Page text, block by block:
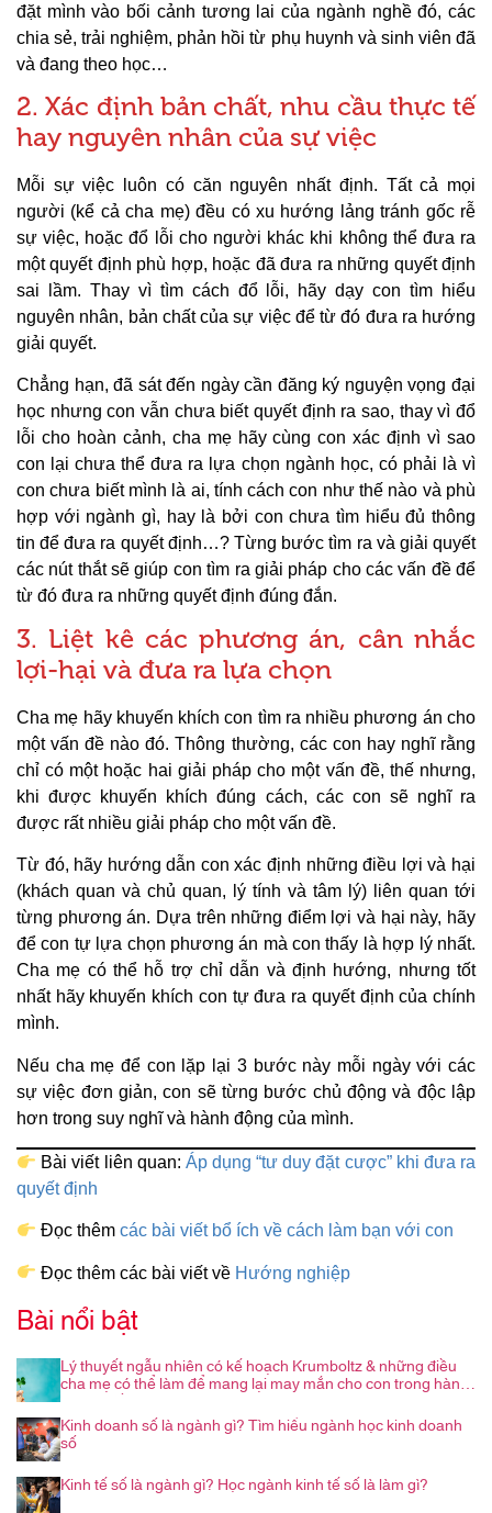
đặt mình vào bối cảnh tương lai của ngành nghề đó, các
chia sẻ, trải nghiệm, phản hồi từ phụ huynh và sinh viên đã
và đang theo học…
2. Xác định bản chất, nhu cầu thực tế
hay nguyên nhân của sự việc
Mỗi sự việc luôn có căn nguyên nhất định. Tất cả mọi
người (kể cả cha mẹ) đều có xu hướng lảng tránh gốc rễ
sự việc, hoặc đổ lỗi cho người khác khi không thể đưa ra
một quyết định phù hợp, hoặc đã đưa ra những quyết định
sai lầm. Thay vì tìm cách đổ lỗi, hãy dạy con tìm hiểu
nguyên nhân, bản chất của sự việc để từ đó đưa ra hướng
giải quyết.
Chẳng hạn, đã sát đến ngày cần đăng ký nguyện vọng đại
học nhưng con vẫn chưa biết quyết định ra sao, thay vì đổ
lỗi cho hoàn cảnh, cha mẹ hãy cùng con xác định vì sao
con lại chưa thể đưa ra lựa chọn ngành học, có phải là vì
con chưa biết mình là ai, tính cách con như thế nào và phù
hợp với ngành gì, hay là bởi con chưa tìm hiểu đủ thông
tin để đưa ra quyết định…? Từng bước tìm ra và giải quyết
các nút thắt sẽ giúp con tìm ra giải pháp cho các vấn đề để
từ đó đưa ra những quyết định đúng đắn.
3. Liệt kê các phương án, cân nhắc
lợi-hại và đưa ra lựa chọn
Cha mẹ hãy khuyến khích con tìm ra nhiều phương án cho
một vấn đề nào đó. Thông thường, các con hay nghĩ rằng
chỉ có một hoặc hai giải pháp cho một vấn đề, thế nhưng,
khi được khuyến khích đúng cách, các con sẽ nghĩ ra
được rất nhiều giải pháp cho một vấn đề.
Từ đó, hãy hướng dẫn con xác định những điều lợi và hại
(khách quan và chủ quan, lý tính và tâm lý) liên quan tới
từng phương án. Dựa trên những điểm lợi và hại này, hãy
để con tự lựa chọn phương án mà con thấy là hợp lý nhất.
Cha mẹ có thể hỗ trợ chỉ dẫn và định hướng, nhưng tốt
nhất hãy khuyến khích con tự đưa ra quyết định của chính
mình.
Nếu cha mẹ để con lặp lại 3 bước này mỗi ngày với các
sự việc đơn giản, con sẽ từng bước chủ động và độc lập
hơn trong suy nghĩ và hành động của mình.
Bài viết liên quan: Áp dụng “tư duy đặt cược” khi đưa ra
quyết định
Đọc thêmcác bài viết bổ ích về cách làm bạn với con
Đọc thêm các bài viết về Hướng nghiệp
Bài nổi bật
Lý thuyết ngẫu nhiên có kế hoạch Krumboltz & những điều
cha mẹ có thể làm để mang lại may mắn cho con trong hành
trình nghề nghiệp
Kinh doanh số là ngành gì? Tìm hiểu ngành học kinh doanh
số
Kinh tế số là ngành gì? Học ngành kinh tế số là làm gì?